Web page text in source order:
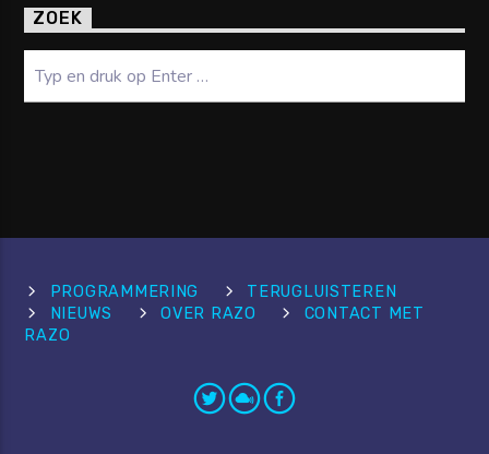
ZOEK
PROGRAMMERING
TERUGLUISTEREN
NIEUWS
OVER RAZO
CONTACT MET
RAZO